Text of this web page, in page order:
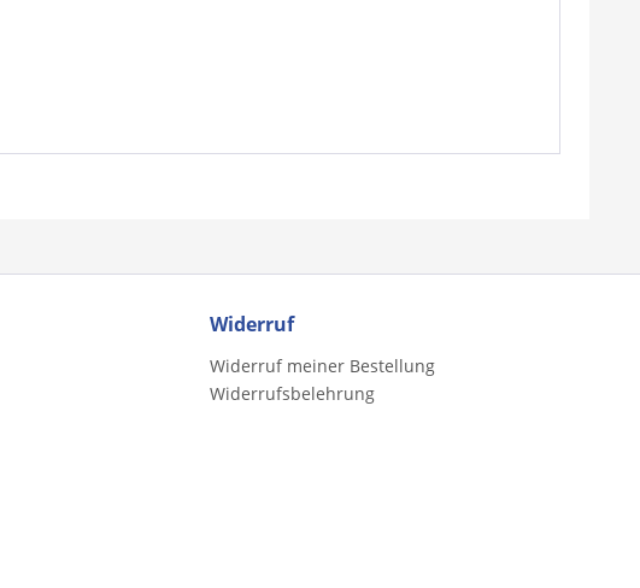
Widerruf
Widerruf meiner Bestellung
Widerrufsbelehrung